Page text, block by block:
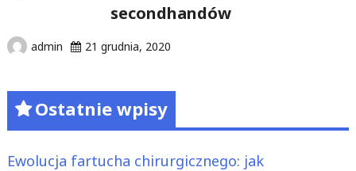
secondhandów
admin 21 grudnia, 2020
Ostatnie wpisy
Ewolucja fartucha chirurgicznego: jak